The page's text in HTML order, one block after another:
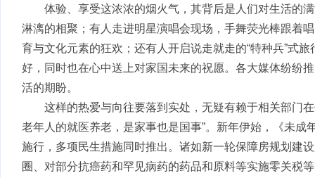
体验、享受这浓浓的烟火气，其背后是人们对生活的
淋漓的相聚；有人走进明星演唱会现场，手舞荧光棒跟着
育与文化元素的狂欢；还有人开启说走就走的“特种兵”式
好，同时也在心中送上对家国未来的祝愿。各大媒体纷纷
活的期盼。
这样的热爱与向往要落到实处，无疑有赖于相关部门
老年人的就医养老，是家事也是国事”。新年伊始，《未
施行，多项民生措施同时推出。诸如新一轮保障房规划建
圈、对部分抗癌药和罕见病药的药品和原料等实施零关税